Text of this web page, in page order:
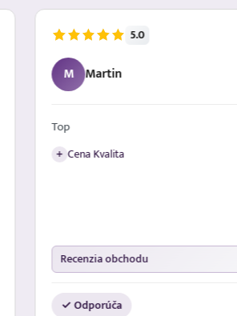
5.0
M Martin
Top
+ Cena Kvalita
Recenzia obchodu
✓ Odporúča